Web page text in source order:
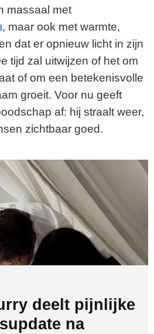
massaal met
, maar ook met warmte,
dat er opnieuw licht in zijn
tijd zal uitwijzen of het om
of om een betekenisvolle
groeit. Voor nu geeft
af: hij straalt weer,
zichtbaar goed.
deelt pijnlijke
na